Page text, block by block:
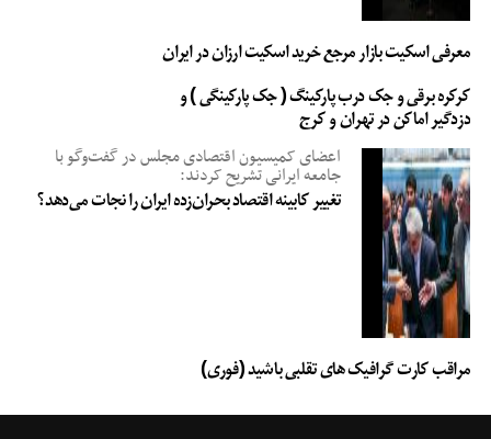
معرفی اسکیت بازار مرجع خرید اسکیت ارزان در ایران
کرکره برقی و جک درب پارکینگ ( جک پارکینگی ) و
دزدگیر اماکن در تهران و کرج
اعضای کمیسیون اقتصادی مجلس در گفت‌وگو با
جامعه ایرانی تشریح کردند:
تغییر کابینه اقتصاد بحران‌زده ایران را نجات می‌دهد؟
مراقب کارت گرافیک های تقلبی باشید (فوری)